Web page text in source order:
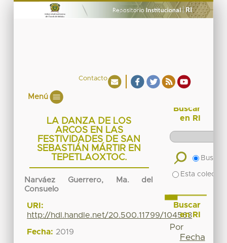
Contacto
Menú
LA DANZA DE LOS
ARCOS EN LAS
FESTIVIDADES DE SAN
SEBASTIÁN MÁRTIR EN
TEPETLAOXTOC.
Narváez Guerrero, Ma. del
Consuelo
URI:
http://hdl.handle.net/20.500.11799/104563
Fecha: 2019
Buscar
en RI
Buscar
Esta
Buscar
en RI
Por
Fecha